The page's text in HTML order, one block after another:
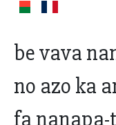
be vava
no azo ka
fa